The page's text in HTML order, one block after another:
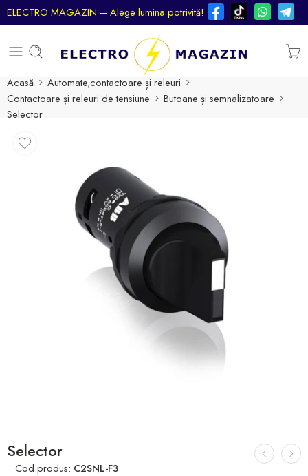
ELECTRO MAGAZIN – Alege lumina potrivită!
Acasă
Automate,contactoare și releuri
Contactoare și releuri de tensiune
Butoane și semnalizatoare
Selector
Selector
Cod produs: C2SNL-F3